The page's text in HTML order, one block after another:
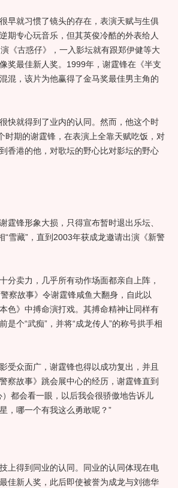
就习惯了镜头的存在，表演天赋与生俱
期专心玩音乐，但其英俊冷酷的外表给人
《古惑仔》，一入影坛就有跟郑伊健等大
奖最佳新人奖。1999年，谢霆锋在《半支
混，该片为他赢得了金马奖最佳男主角的
就得到了业内的认同。然而，他这个时
时期的谢霆锋，在表演上全靠天赋吃饭，对
香港的他，对歌坛的野心比对影坛的野心
锋形象大损，只得宣布暂时退出乐坛、
雪藏”，直到2003年获成龙邀请出演《新警
卖力，几乎所有动作场面都亲自上阵，
察故事》令谢霆锋咸鱼大翻身，自此以
色》中搏命演打戏。其搏命精神让同样有
个“武痴”，并将“成龙传人”的称号拱手相
众面广，谢霆锋也得以成功复出，并且
察故事》跳会展中心的经历，谢霆锋直到
都会看一眼，以后我会很骄傲地告诉儿
，哪一个有我这么勇敢呢？”
得到同业的认同。同业的认同体现在电
佳新人奖，此后即使被誉为成龙与刘德华